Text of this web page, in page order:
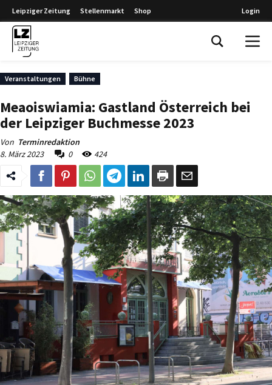
Leipziger Zeitung Stellenmarkt Shop Login
Veranstaltungen Bühne
Meaoiswiamia: Gastland Österreich bei
der Leipziger Buchmesse 2023
Von Terminredaktion
8. März 2023
0 424